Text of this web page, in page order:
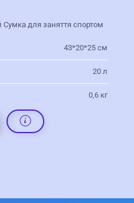
Сумка для заняття спортом
43*20*25 см
20 л
0,6 кг